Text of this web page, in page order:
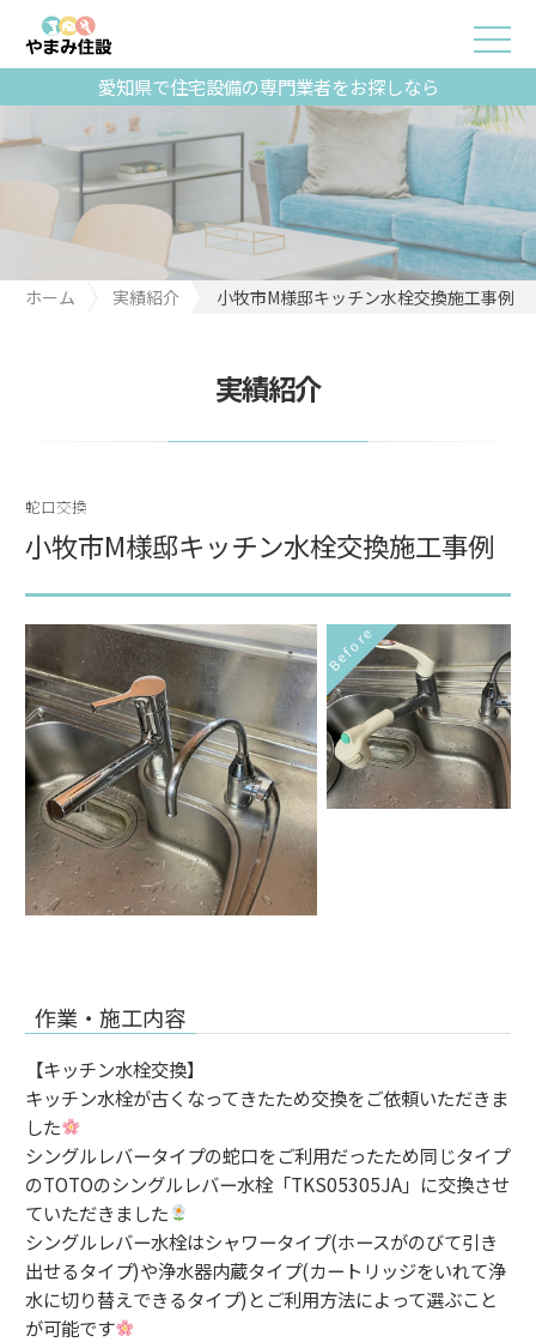
愛知県で住宅設備の専門業者をお探しなら
ホーム 実績紹介 小牧市M様邸キッチン水栓交換施工事例
実績紹介
蛇口交換
小牧市M様邸キッチン水栓交換施工事例
Before
作業・施工内容
【キッチン水栓交換】
キッチン水栓が古くなってきたため交換をご依頼いただきま
した
シングルレバータイプの蛇口をご利用だったため同じタイプ
のTOTOのシングルレバー水栓「TKS05305JA」に交換させ
ていただきました
シングルレバー水栓はシャワータイプ(ホースがのびて引き
出せるタイプ)や浄水器内蔵タイプ(カートリッジをいれて浄
水に切り替えできるタイプ)とご利用方法によって選ぶこと
が可能です